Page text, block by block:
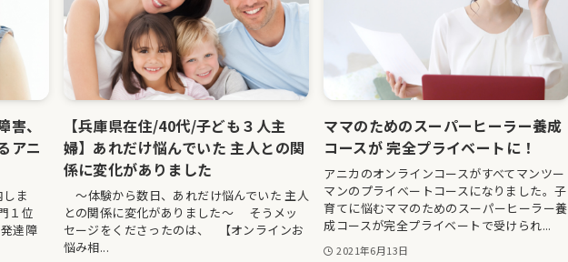
害、
アニ
ま
１位
達障
【兵庫県在住/40代/子ども３人主
婦】あれだけ悩んでいた 主人との関
係に変化がありました
〜体験から数日、あれだけ悩んでいた 主人
との関係に変化がありました〜 そうメッ
セージをくださったのは、 【オンラインお
悩み相...
ママのためのスーパーヒーラー養成
コースが 完全プライベートに！
アニカのオンラインコースがすべてマンツー
マンのプライべートコースになりました。子
育てに悩むママのためのスーパーヒーラー養
成コースが完全プライベートで受けられ...
2021年6月13日